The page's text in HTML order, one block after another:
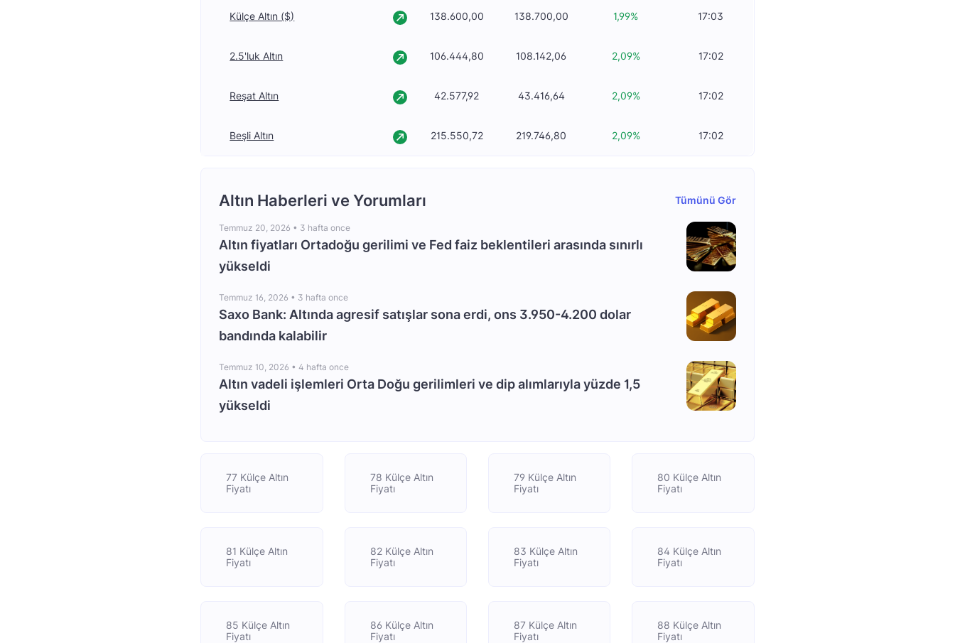
Külçe Altın ($) 138.600,00 138.700,00 1,99% 17:03
2.5'luk Altın 106.444,80 108.142,06 2,09% 17:02
Reşat Altın 42.577,92 43.416,64 2,09% 17:02
Beşli Altın 215.550,72 219.746,80 2,09% 17:02
Altın Haberleri ve Yorumları Tümünü Gör
Temmuz 20, 2026 • 3 hafta once
Altın fiyatları Ortadoğu gerilimi ve Fed faiz beklentileri arasında sınırlı
yükseldi
Temmuz 16, 2026 • 3 hafta once
Saxo Bank: Altında agresif satışlar sona erdi, ons 3.950-4.200 dolar
bandında kalabilir
Temmuz 10, 2026 •4 hafta once
Altın vadeli işlemleri Orta Doğu gerilimleri ve dip alımlarıyla yüzde 1,5
yükseldi
77 Külçe Altın
Fiyatı
78 Külçe Altın
Fiyatı
79 Külçe Altın
Fiyatı
80 Külçe Altın
Fiyatı
81 Külçe Altın
Fiyatı
82 Külçe Altın
Fiyatı
83 Külçe Altın
Fiyatı
84 Külçe Altın
Fiyatı
85 Külçe Altın
Fiyatı
86 Külçe Altın
Fiyatı
87 Külçe Altın
Fiyatı
88 Külçe Altın
Fiyatı